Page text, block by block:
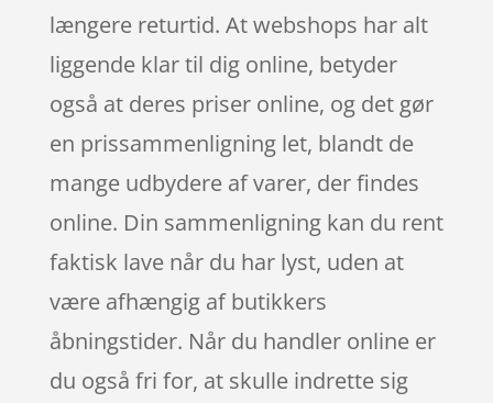
længere returtid. At webshops har alt
liggende klar til dig online, betyder
også at deres priser online, og det gør
en prissammenligning let, blandt de
mange udbydere af varer, der findes
online. Din sammenligning kan du rent
faktisk lave når du har lyst, uden at
være afhængig af butikkers
åbningstider. Når du handler online er
du også fri for, at skulle indrette sig